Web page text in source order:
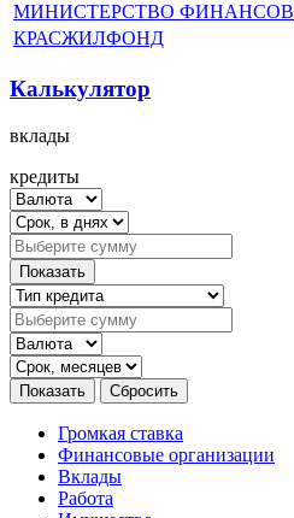
МИНИСТЕРСТВО ФИНАНСОВ
КРАСЖИЛФОНД
Калькулятор
вклады
кредиты
Громкая ставка
Финансовые организации
Вклады
Работа